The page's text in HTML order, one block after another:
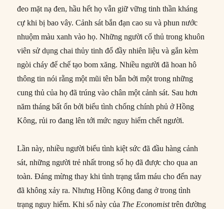
đeo mặt nạ đen, hầu hết họ vẫn giữ vững tinh thần kháng
cự khi bị bao vây. Cảnh sát bắn đạn cao su và phun nước
nhuộm màu xanh vào họ. Những người cố thủ trong khuôn
viên sử dụng chai thủy tinh đổ đầy nhiên liệu và gắn kèm
ngòi cháy để chế tạo bom xăng. Nhiều người đã hoan hô
thông tin nói rằng một mũi tên bắn bởi một trong những
cung thủ của họ đã trúng vào chân một cảnh sát. Sau hơn
năm tháng bất ổn bởi biểu tình chống chính phủ ở Hồng
Kông, rủi ro đang lên tới mức nguy hiểm chết người.
Lần này, nhiều người biểu tình kiệt sức đã đầu hàng cảnh
sát, những người trẻ nhất trong số họ đã được cho qua an
toàn. Đáng mừng thay khi tình trạng tắm máu cho đến nay
đã không xảy ra. Nhưng Hồng Kông đang ở trong tình
trạng nguy hiểm. Khi số này của The Economisttrên đường